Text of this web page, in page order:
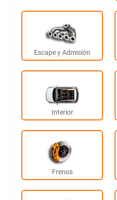
Escape y Admisión
Interior
Frenos